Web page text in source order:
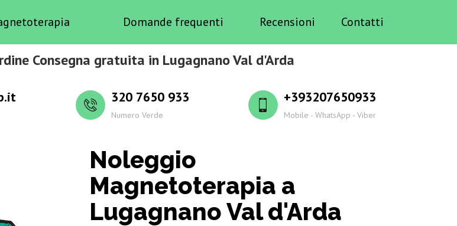
Domande frequenti Recensioni Contatti
Consegna gratuita in Lugagnano Val d'Arda
320 7650 933
Numero Verde
+393207650933
Mobile - WhatsApp - Viber
Noleggio
Magnetoterapia a
Lugagnano Val d'Arda